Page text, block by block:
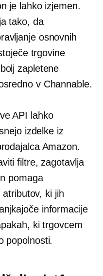
je lahko izjemen.
tako, da
osnovnih
trgovine
zapletene
v Channable.
API lahko
izdelke iz
Amazon.
filtre, zagotavlja
pomaga
ki jih
informacije
ki trgovcem
popolnosti.